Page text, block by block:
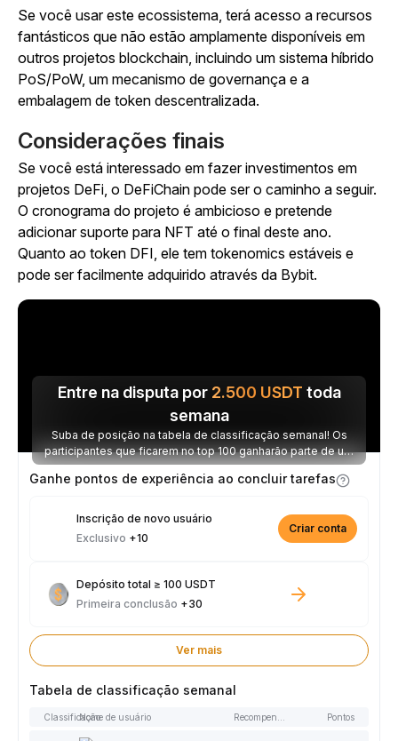
Se você usar este ecossistema, terá acesso a recursos
fantásticos que não estão amplamente disponíveis em
outros projetos blockchain, incluindo um sistema híbrido
PoS/PoW, um mecanismo de governança e a
embalagem de token descentralizada.
Considerações finais
Se você está interessado em fazer investimentos em
projetos DeFi, o DeFiChain pode ser o caminho a seguir.
O cronograma do projeto é ambicioso e pretende
adicionar suporte para NFT até o final deste ano.
Quanto ao token DFI, ele tem tokenomics estáveis e
pode ser facilmente adquirido através da Bybit.
Entre na disputa por 2.500 USDT toda
semana
Suba de posição na tabela de classificação semanal! Os
participantes que ficarem no top 100 ganharão parte de um
prêmio de 2.500 USDT toda semana.
Ganhe pontos de experiência ao concluir tarefas
Inscrição de novo usuário
Exclusivo +10
Criar conta
Depósito total ≥ 100 USDT
Primeira conclusão +30
Ver mais
Tabela de classificação semanal
ClassificaçãoNome de usuário Pontos